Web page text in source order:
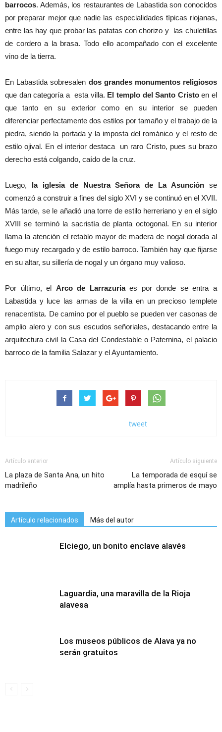
barrocos. Además, los restaurantes de Labastida son conocidos
por preparar mejor que nadie las especialidades típicas riojanas,
entre las hay que probar las patatas con chorizo y las chuletillas
de cordero a la brasa. Todo ello acompañado con el excelente
vino de la tierra.
En Labastida sobresalen dos grandes monumentos religiosos
que dan categoría a esta villa. El templo del Santo Cristoen el
que tanto en su exterior como en su interior se pueden
diferenciar perfectamente dos estilos por tamaño y el trabajo de la
piedra, siendo la portada y la imposta del románico y el resto de
estilo ojival. En el interior destaca un raro Cristo, pues su brazo
derecho está colgando, caído de la cruz.
Luego, la iglesia de Nuestra Señora de La Asunción se
comenzó a construir a fines del siglo XVI y se continuó en el XVII.
Más tarde, se le añadió una torre de estilo herreriano y en el siglo
XVIII se terminó la sacristía de planta octogonal. En su interior
llama la atención el retablo mayor de madera de nogal dorada al
fuego muy recargado y de estilo barroco. También hay que fijarse
en su altar, su sillería de nogal y un órgano muy valioso.
Por último, el Arco de Larrazuriaes por donde se entra a
Labastida y luce las armas de la villa en un precioso templete
renacentista. De camino por el pueblo se pueden ver casonas de
amplio alero y con sus escudos señoriales, destacando entre la
arquitectura civil la Casa del Condestable o Paternina, el palacio
barroco de la familia Salazar y el Ayuntamiento.
tweet
Artículo anterior
La plaza de Santa Ana, un hito
madrileño
Artículo siguiente
La temporada de esquí se
amplía hasta primeros de mayo
Artículo relacionados Más del autor
Elciego, un bonito enclave alavés
Laguardia, una maravilla de la Rioja
alavesa
Los museos públicos de Alava ya no
serán gratuitos